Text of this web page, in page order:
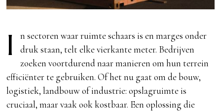
I
n sectoren waar ruimte schaars is en marges onder
druk staan, telt elke vierkante meter. Bedrijven
zoeken voortdurend naar manieren om hun terrein
efficiënter te gebruiken. Of het nu gaat om de bouw,
logistiek, landbouw of industrie: opslagruimte is
cruciaal, maar vaak ook kostbaar. Een oplossing die